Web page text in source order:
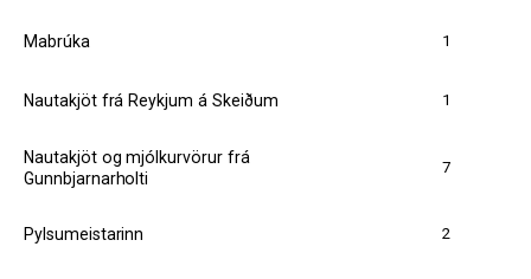
Mabrúka 1
Nautakjöt frá Reykjum á Skeiðum 1
Nautakjöt og mjólkurvörur frá
Gunnbjarnarholti
7
Pylsumeistarinn 2